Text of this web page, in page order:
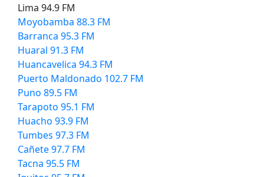
Lima 94.9 FM
Moyobamba 88.3 FM
Barranca 95.3 FM
Huaral 91.3 FM
Huancavelica 94.3 FM
Puerto Maldonado 102.7 FM
Puno 89.5 FM
Tarapoto 95.1 FM
Huacho 93.9 FM
Tumbes 97.3 FM
Cañete 97.7 FM
Tacna 95.5 FM